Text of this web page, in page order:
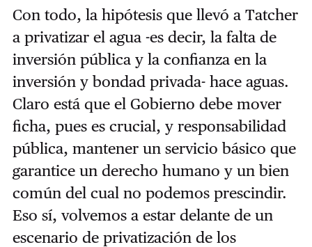
Con todo, la hipótesis que llevó a Tatcher
a privatizar el agua -es decir, la falta de
inversión pública y la confianza en la
inversión y bondad privada- hace aguas.
Claro está que el Gobierno debe mover
ficha, pues es crucial, y responsabilidad
pública, mantener un servicio básico que
garantice un derecho humano y un bien
común del cual no podemos prescindir.
Eso sí, volvemos a estar delante de un
escenario de privatización de los